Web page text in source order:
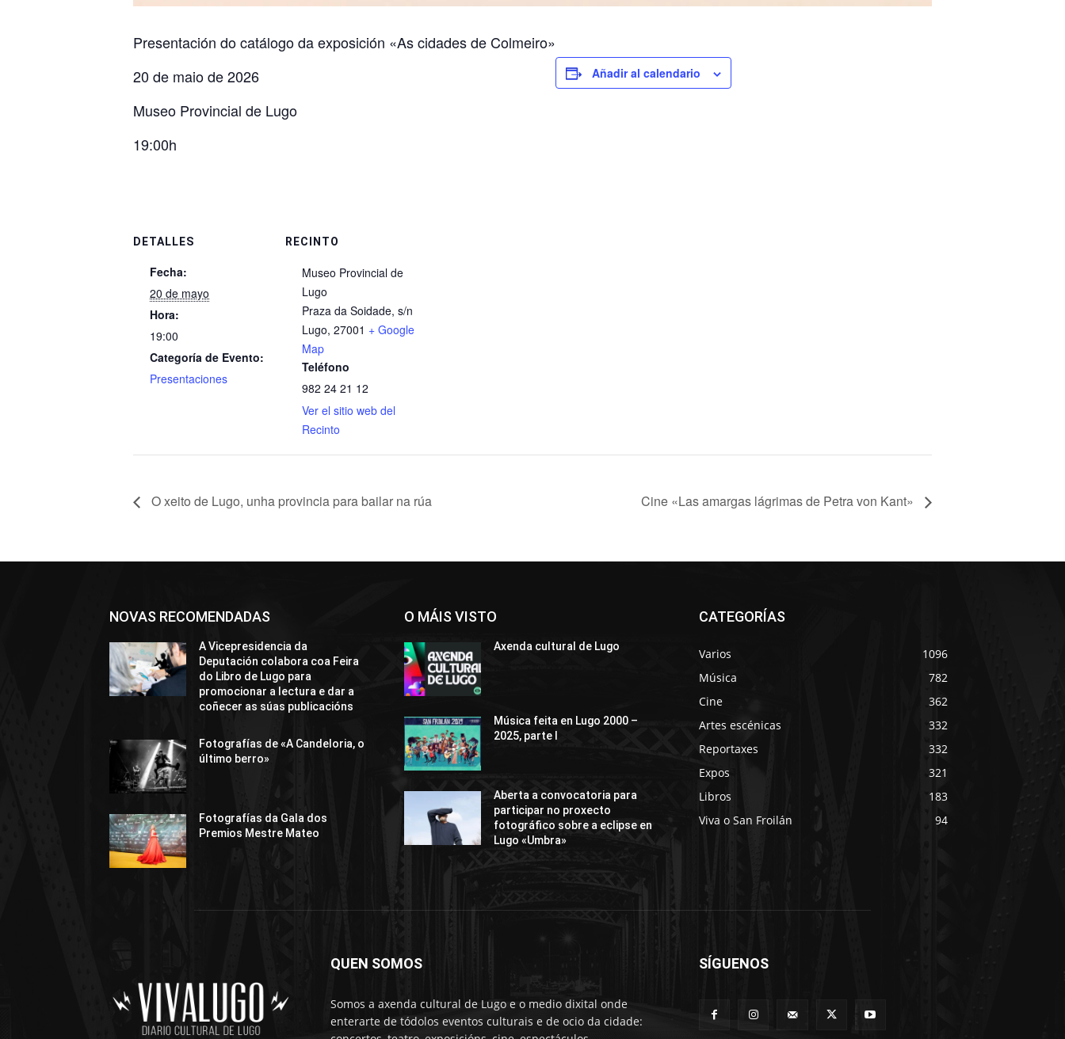
Presentación do catálogo da exposición «As cidades de Colmeiro»
20 de maio de 2026
Museo Provincial de Lugo
19:00h
Añadir al calendario
DETALLES
Fecha:
20 de mayo
Hora:
19:00
Categoría de Evento:
Presentaciones
RECINTO
Museo Provincial de
Lugo
Praza da Soidade, s/n
Lugo, 27001 + Google
Map
Teléfono
982 24 21 12
Ver el sitio web del
Recinto
O xeito de Lugo, unha provincia para bailar na rúa Cine «Las amargas lágrimas de Petra von Kant»
NOVAS RECOMENDADAS
A Vicepresidencia da
Deputación colabora coa Feira
do Libro de Lugo para
promocionar a lectura e dar a
coñecer as súas publicacións
Fotografías de «A Candeloria, o
último berro»
Fotografías da Gala dos
Premios Mestre Mateo
O MÁIS VISTO
Axenda cultural de Lugo
Música feita en Lugo 2000 –
2025, parte I
Aberta a convocatoria para
participar no proxecto
fotográfico sobre a eclipse en
Lugo «Umbra»
CATEGORÍAS
Varios
1096
Música
782
Cine
362
Artes escénicas
332
Reportaxes
332
Expos
321
Libros
183
Viva o San Froilán
94
QUEN SOMOS
Somos a axenda cultural de Lugo e o medio dixital onde
enterarte de tódolos eventos culturais e de ocio da cidade:
SÍGUENOS